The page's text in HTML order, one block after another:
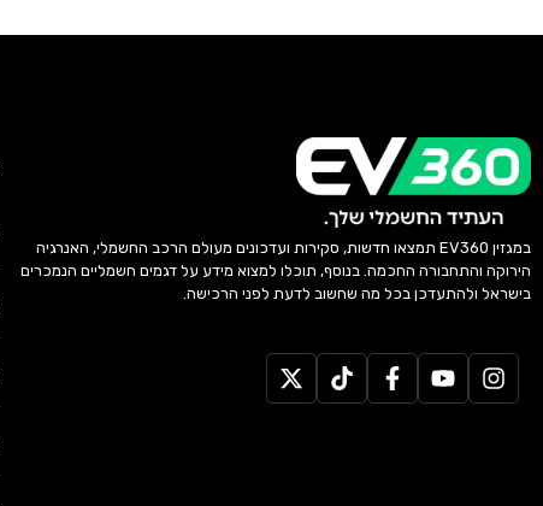
במגזין EV360 תמצאו חדשות, סקירות ועדכונים מעולם הרכב החשמלי, האנרגיה
הירוקה והתחבורה החכמה. בנוסף, תוכלו למצוא מידע על דגמים חשמליים הנמכרים
בישראל ולהתעדכן בכל מה שחשוב לדעת לפני הרכישה.